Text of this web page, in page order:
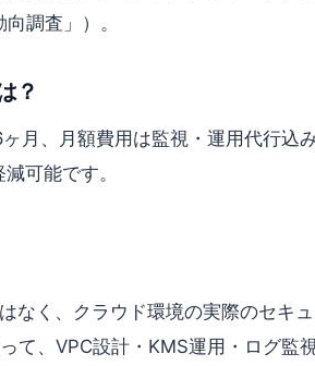
調査」）。
？
月、月額費用は監視・運用代行
可能です。
なく、クラウド環境の実際のセキ
て、VPC設計・KMS運用・ログ監